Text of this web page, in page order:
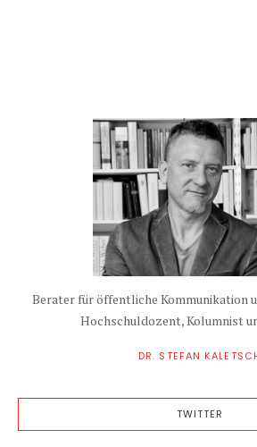
Berater für öffentliche Kommunikation
Hochschuldozent, Kolumnist
DR. STEFAN
TWITTER